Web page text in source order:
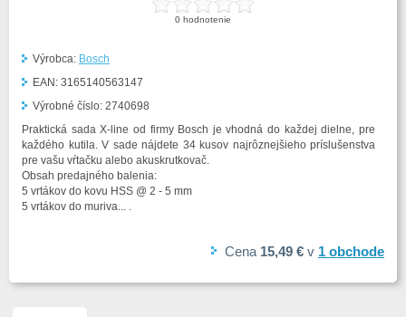
0 hodnotenie
Výrobca: Bosch
EAN: 3165140563147
Výrobné číslo: 2740698
Praktická sada X-line od firmy Bosch je vhodná do každej dielne, pre
každého kutila. V sade nájdete 34 kusov najrôznejšieho príslušenstva
pre vašu vŕtačku alebo akuskrutkovač.
Obsah predajného balenia:
5 vrtákov do kovu HSS @ 2 - 5 mm
5 vrtákov do muriva... .
Cena 15,49 € v 1 obchode